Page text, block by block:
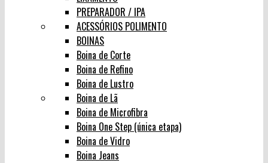
PREPARADOR / IPA
ACESSÓRIOS POLIMENTO
BOINAS
Boina de Corte
Boina de Refino
Boina de Lustro
Boina de Lã
Boina de Microfibra
Boina One Step (única etapa)
Boina de Vidro
Boina Jeans